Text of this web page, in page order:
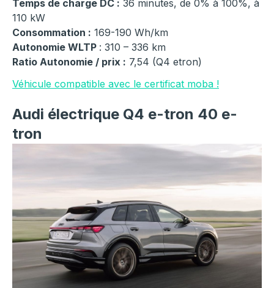
Temps de charge DC : 36 minutes, de 0% à 100%, à
110 kW
Consommation : 169-190 Wh/km
Autonomie WLTP : 310 – 336 km
Ratio Autonomie / prix : 7,54 (Q4 etron)
Véhicule compatible avec le certificat moba !
Audi électrique Q4 e-tron 40 e-
tron